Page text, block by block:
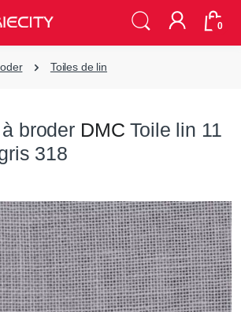
0
Toiles de lin
broder DMC Toile lin 11
318